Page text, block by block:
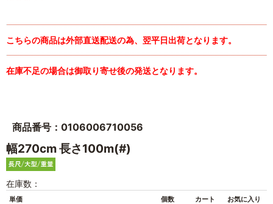
こちらの商品は外部直送配送の為、翌平日出荷となります。
在庫不足の場合は御取り寄せ後の発送となります。
商品番号：0106006710056
幅270cm 長さ100m(#)
在庫数：
単価 個数 カート お気に入り